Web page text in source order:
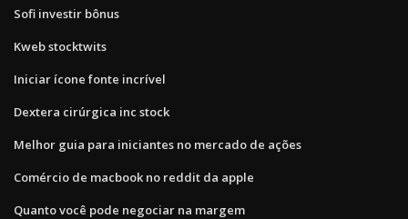
Sofi investir bônus
Kweb stocktwits
Iniciar ícone fonte incrível
Dextera cirúrgica inc stock
Melhor guia para iniciantes no mercado de ações
Comércio de macbook no reddit da apple
Quanto você pode negociar na margem